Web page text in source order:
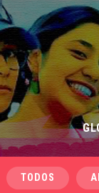
TODOS